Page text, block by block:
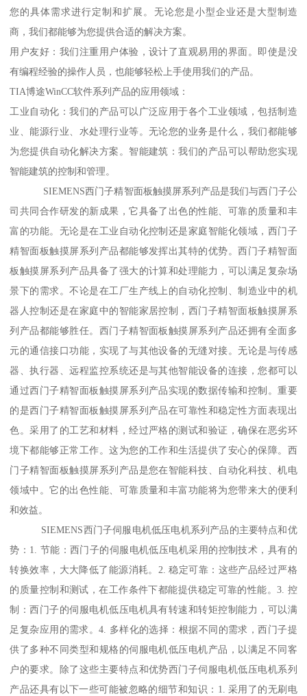
您的具体需求进行定制和扩展。无论您是小型企业还是大型制造
商，我们都能够为您提供合适的解决方案。
用户友好：我们注重用户体验，设计了直观易用的界面。即使是没
有编程经验的操作人员，也能够轻松上手使用我们的产品。
TIA博途WinCC软件系列产品的应用领域：
工业自动化：我们的产品可以广泛应用于各个工业领域，包括制造
业、能源行业、水处理行业等。无论您的业务是什么，我们都能够
为您提供自动化解决方案。智能建筑：我们的产品可以帮助您实现
智能建筑的控制和管理。
SIEMENS西门子精智面板触摸屏系列产品是我们与西门子公
司共同合作研发的新成果，它具备了出色的性能、可靠的质量和丰
富的功能。无论是在工业自动化控制还是家庭智能化领域，西门子
精智面板触摸屏系列产品都能够发挥出其特的优势。西门子精智面
板触摸屏系列产品具备了强大的计算和处理能力，可以满足复杂场
景下的需求。不论是在工厂生产线上的自动化控制、制造业中的机
器人控制还是在家庭中的智能家居控制，西门子精智面板触摸屏系
列产品都能够胜任。西门子精智面板触摸屏系列产品还拥有全面多
元的通信接口功能，实现了与其他设备的无缝对接。无论是与传感
器、执行器、远程监控系统还是与其他智能设备的连接，您都可以
通过西门子精智面板触摸屏系列产品实现的数据传输和控制。重要
的是西门子精智面板触摸屏系列产品在可靠性和稳定性方面表现出
色。采用了的工艺和材料，经过严格的测试和验证，确保在恶劣环
境下都能够正常工作。这为您的工作和生活提供了安心的保障。西
门子精智面板触摸屏系列产品是您在智能科技、自动化科技、机电
领域中。它的出色性能、可靠质量和丰富功能将为您带来大的便利
和效益。
SIEMENS西门子伺服电机低压电机系列产品的主要特点和优
势：1. 节能：西门子的伺服电机低压电机采用的控制技术，具有的
转换效率，大大降低了能源消耗。2. 稳定可靠：这些产品经过严格
的质量控制和测试，在工作条件下都能提供稳定可靠的性能。3. 控
制：西门子的伺服电机低压电机具有转速和转矩控制能力，可以满
足复杂应用的需求。4. 多样化的选择：根据不同的需求，西门子提
供了多种不同类型和规格的伺服电机低压电机产品，以满足不同客
户的要求。除了这些主要特点和优势西门子伺服电机低压电机系列
产品还具有以下一些可能被忽略的细节和知识：1. 采用了的无刷电